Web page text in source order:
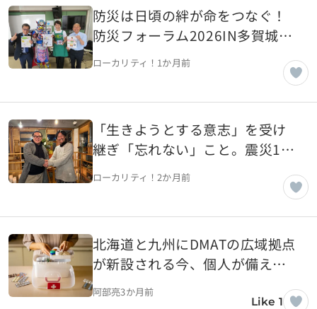
防災は日頃の絆が命をつなぐ！
防災フォーラム2026IN多賀城突
撃取材レポート！【宮城県多賀
ローカリティ！ 1か月前
「生きようとする意志」を受け
継ぎ「忘れない」こと。震災15
年、ともしびプロジェクト×ロ
ーカリティ！対談企画【宮城県
ローカリティ！2か月前
北海道と九州にDMATの広域拠点
が新設される今、個人が備える
べき「災害医療の知識」
阿部亮3か月前
Like 1